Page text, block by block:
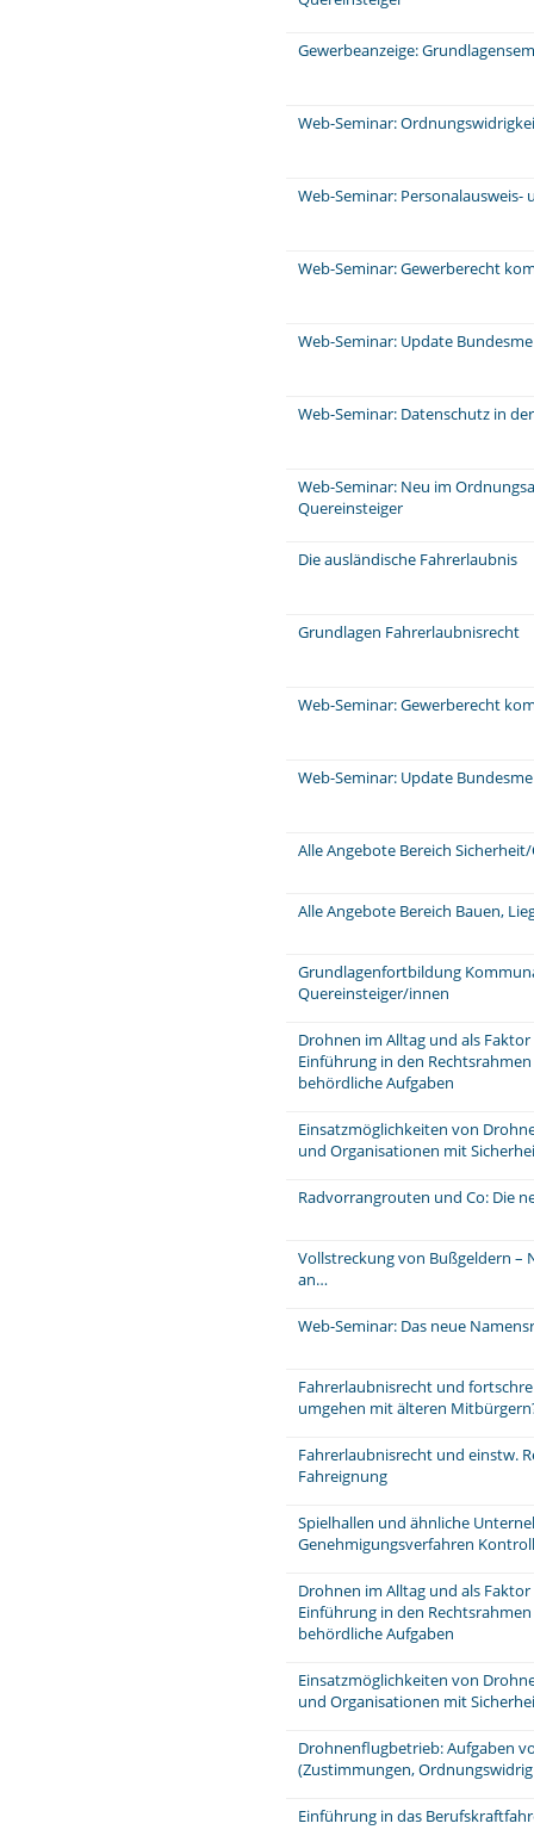
Gewerbeanzeige:
Web-Seminar:
Web-Seminar: Personalausweis-
Web-Seminar: Gewerberecht
Web-Seminar: Update
Web-Seminar: Datenschutz in
Web-Seminar: Neu im
Quereinsteiger
Die ausländische Fahrerlaubnis
Grundlagen Fahrerlaubnisrecht
Web-Seminar: Gewerberecht
Web-Seminar: Update
Alle Angebote Bereich
Alle Angebote Bereich Bauen,
Grundlagenfortbildung
Quereinsteiger/innen
Drohnen im Alltag und als
Einführung in den
behördliche Aufgaben
Einsatzmöglichkeiten von
und Organisationen mit
Radvorrangrouten und Co: Die
Vollstreckung von Bußgeldern –
an…
Web-Seminar: Das neue
Fahrerlaubnisrecht und
umgehen mit älteren
Fahrerlaubnisrecht und einstw.
Fahreignung
Spielhallen und ähnliche
Genehmigungsverfahren
Drohnen im Alltag und als
Einführung in den
behördliche Aufgaben
Einsatzmöglichkeiten von
und Organisationen mit
Drohnenflugbetrieb: Aufgaben
(Zustimmungen,
Einführung in das